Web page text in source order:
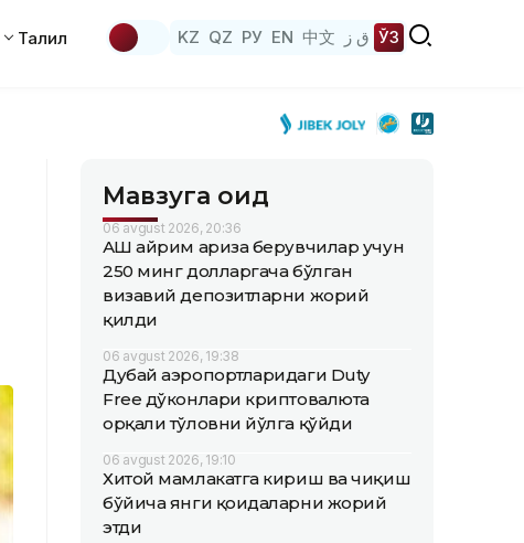
Таҳлил KZ QZ РУ EN 中文 ق ز ЎЗ
Мавзуга оид
06 avgust 2026, 20:36
АҚШ айрим ариза берувчилар учун
250 минг долларгача бўлган
визавий депозитларни жорий
қилди
06 avgust 2026, 19:38
Дубай аэропортларидаги Duty
Free дўконлари криптовалюта
орқали тўловни йўлга қўйди
06 avgust 2026, 19:10
Хитой мамлакатга кириш ва чиқиш
бўйича янги қоидаларни жорий
этди